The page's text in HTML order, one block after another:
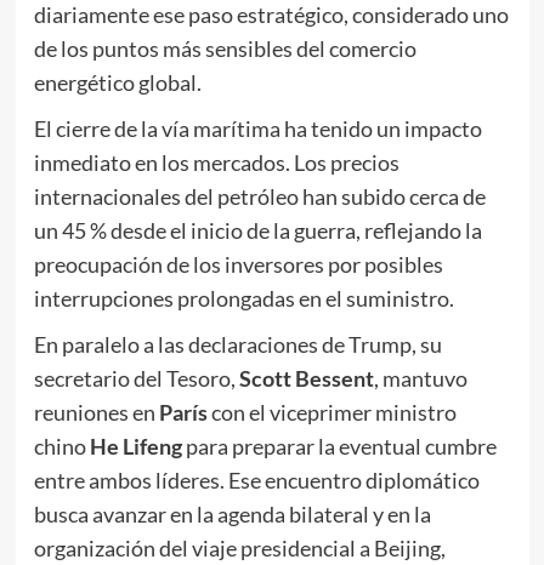
diariamente ese paso estratégico, considerado uno
de los puntos más sensibles del comercio
energético global.
El cierre de la vía marítima ha tenido un impacto
inmediato en los mercados. Los precios
internacionales del petróleo han subido cerca de
un 45 % desde el inicio de la guerra, reflejando la
preocupación de los inversores por posibles
interrupciones prolongadas en el suministro.
En paralelo a las declaraciones de Trump, su
secretario del Tesoro,Scott Bessent, mantuvo
reuniones en Paríscon el viceprimer ministro
chinoHe Lifengpara preparar la eventual cumbre
entre ambos líderes. Ese encuentro diplomático
busca avanzar en la agenda bilateral y en la
organización del viaje presidencial a Beijing,